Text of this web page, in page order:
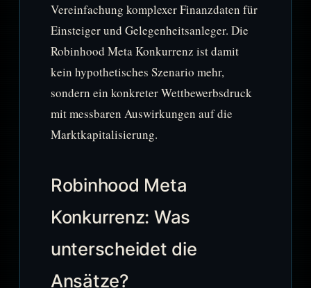
Vereinfachung komplexer Finanzdaten für
Einsteiger und Gelegenheitsanleger. Die
Robinhood Meta Konkurrenz ist damit
kein hypothetisches Szenario mehr,
sondern ein konkreter Wettbewerbsdruck
mit messbaren Auswirkungen auf die
Marktkapitalisierung.
Robinhood Meta
Konkurrenz: Was
unterscheidet die
Ansätze?